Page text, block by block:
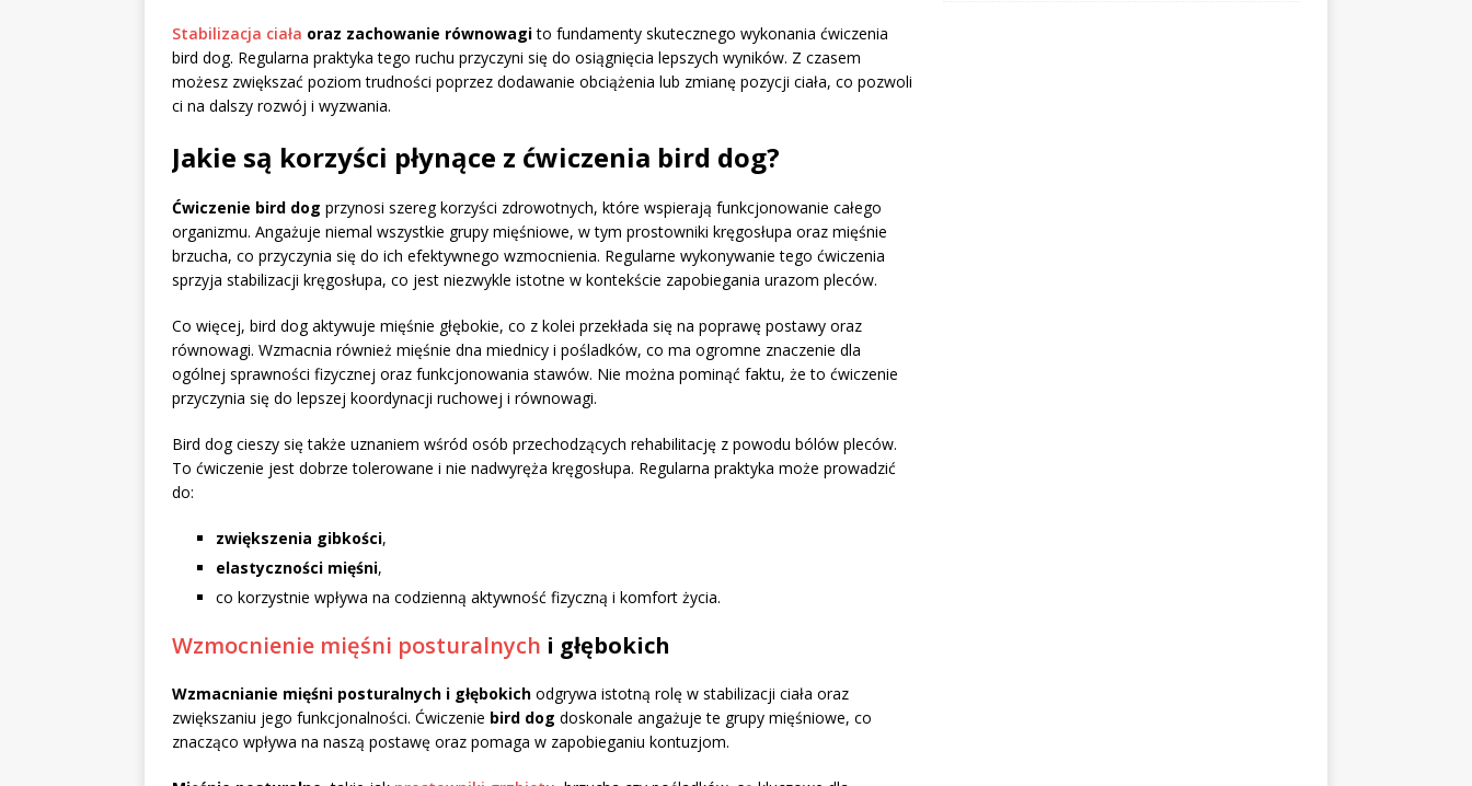
Stabilizacja ciała oraz zachowanie równowagito fundamenty skutecznego wykonania ćwiczenia
bird dog. Regularna praktyka tego ruchu przyczyni się do osiągnięcia lepszych wyników. Z czasem
możesz zwiększać poziom trudności poprzez dodawanie obciążenia lub zmianę pozycji ciała, co pozwoli
ci na dalszy rozwój i wyzwania.
Jakie są korzyści płynące z ćwiczenia bird dog?
Ćwiczenie bird dog przynosi szereg korzyści zdrowotnych, które wspierają funkcjonowanie całego
organizmu. Angażuje niemal wszystkie grupy mięśniowe, w tym prostowniki kręgosłupa oraz mięśnie
brzucha, co przyczynia się do ich efektywnego wzmocnienia. Regularne wykonywanie tego ćwiczenia
sprzyja stabilizacji kręgosłupa, co jest niezwykle istotne w kontekście zapobiegania urazom pleców.
Co więcej, bird dog aktywuje mięśnie głębokie, co z kolei przekłada się na poprawę postawy oraz
równowagi. Wzmacnia również mięśnie dna miednicy i pośladków, co ma ogromne znaczenie dla
ogólnej sprawności fizycznej oraz funkcjonowania stawów. Nie można pominąć faktu, że to ćwiczenie
przyczynia się do lepszej koordynacji ruchowej i równowagi.
Bird dog cieszy się także uznaniem wśród osób przechodzących rehabilitację z powodu bólów pleców.
To ćwiczenie jest dobrze tolerowane i nie nadwyręża kręgosłupa. Regularna praktyka może prowadzić
do:
zwiększenia gibkości,
elastyczności mięśni,
co korzystnie wpływa na codzienną aktywność fizyczną i komfort życia.
Wzmocnienie mięśni posturalnych i głębokich
Wzmacnianie mięśni posturalnych i głębokich odgrywa istotną rolę w stabilizacji ciała oraz
zwiększaniu jego funkcjonalności. Ćwiczenie bird dog doskonale angażuje te grupy mięśniowe, co
znacząco wpływa na naszą postawę oraz pomaga w zapobieganiu kontuzjom.